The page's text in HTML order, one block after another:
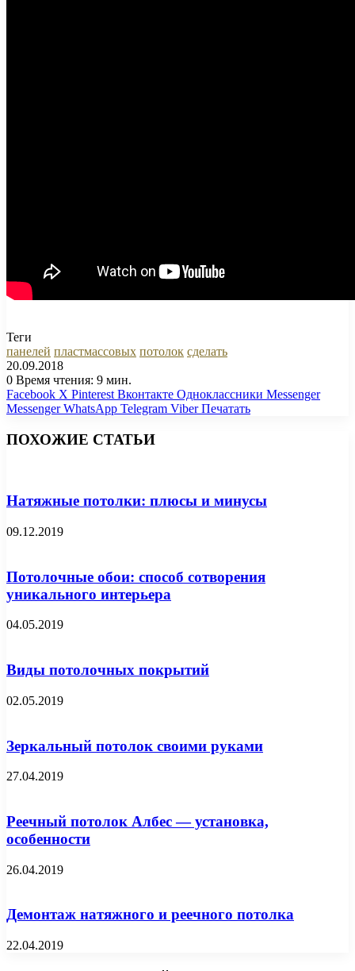
Теги
панелей пластмассовых потолок сделать
20.09.2018
0 Время чтения: 9 мин.
Facebook X Pinterest Вконтакте Одноклассники Messenger
Messenger WhatsApp Telegram Viber Печатать
ПОХОЖИЕ СТАТЬИ
Натяжные потолки: плюсы и минусы
09.12.2019
Потолочные обои: способ сотворения
уникального интерьера
04.05.2019
Виды потолочных покрытий
02.05.2019
Зеркальный потолок своими руками
27.04.2019
Реечный потолок Албес — установка,
особенности
26.04.2019
Демонтаж натяжного и реечного потолка
22.04.2019